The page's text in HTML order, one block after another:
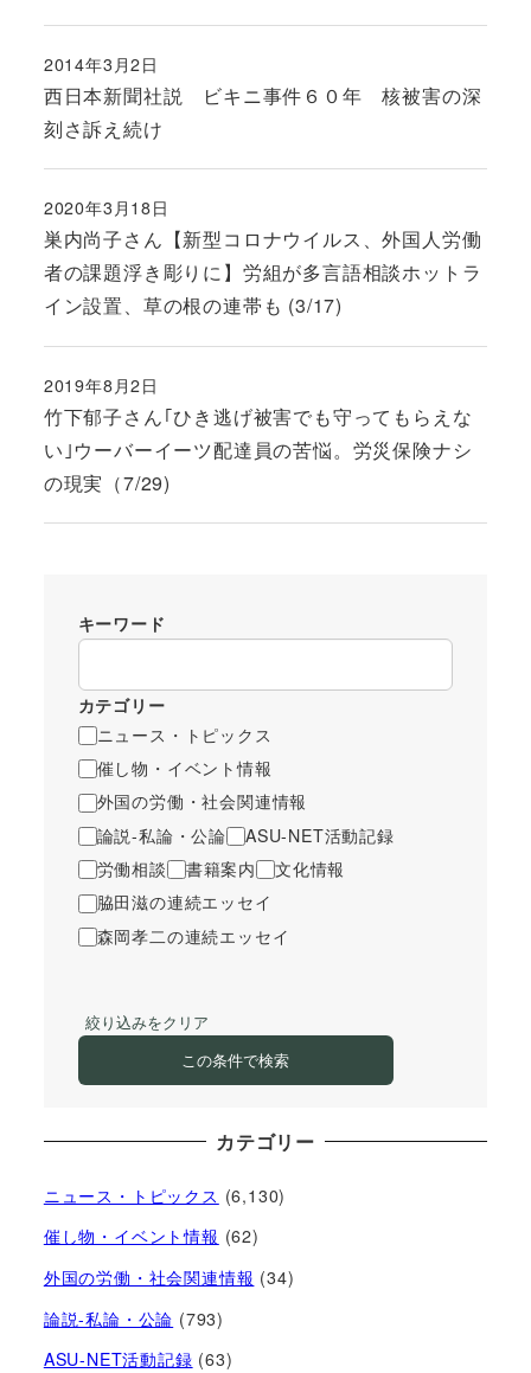
西日本新聞社説 ビキニ事件６０年 核被害の深
刻さ訴え続け
投稿日
2014年3月2日
巣内尚子さん【新型コロナウイルス、外国人労働
者の課題浮き彫りに】労組が多言語相談ホットラ
イン設置、草の根の連帯も (3/17)
投稿日
2020年3月18日
竹下郁子さん｢ひき逃げ被害でも守ってもらえな
い｣ウーバーイーツ配達員の苦悩。労災保険ナシ
の現実（7/29)
投稿日
2019年8月2日
キーワード
カテゴリー
ニュース・トピックス
催し物・イベント情報
外国の労働・社会関連情報
論説-私論・公論
ASU-NET活動記録
労働相談
書籍案内
文化情報
脇田滋の連続エッセイ
森岡孝二の連続エッセイ
絞り込みをクリア
この条件で検索
カテゴリー
ニュース・トピックス (6,130)
催し物・イベント情報 (62)
外国の労働・社会関連情報 (34)
論説-私論・公論 (793)
ASU-NET活動記録 (63)